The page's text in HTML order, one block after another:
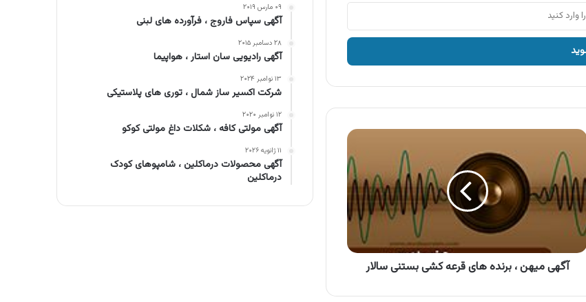
های
قرعه
بستنی
آگهی میهن ، برنده های قرعه کشی بستنی سالار
۰۹ مارس ۲۰۱۹
آگهی سپاس فاروج ، فرآورده های لبنی
۲۸ دسامبر ۲۰۱۵
آگهی رادیویی سان استار ، هواپیما
۱۳ نوامبر ۲۰۲۴
شرکت اکسیر ساز شمال ، توری های پلاستیکی
۱۲ نوامبر ۲۰۲۰
آگهی مولتی کافه ، شکلات داغ مولتی کوکو
۱۱ ژانویه ۲۰۲۶
آگهی محصولات درماکلین ، شامپوهای کودک
درماکلین